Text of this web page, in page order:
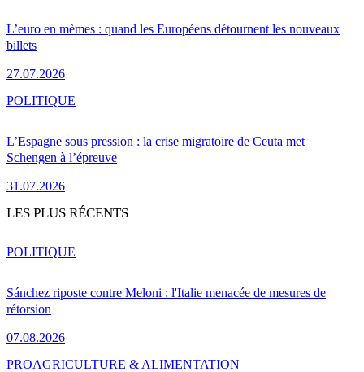
L’euro en mèmes : quand les Européens détournent les nouveaux
billets
27.07.2026
L’Espagne sous pression : la crise migratoire de Ceuta met
Schengen à l’épreuve
31.07.2026
POLITIQUE
LES PLUS RÉCENTS
Sánchez riposte contre Meloni : l'Italie menacée de mesures de
rétorsion
07.08.2026
POLITIQUE
PROAGRICULTURE & ALIMENTATION